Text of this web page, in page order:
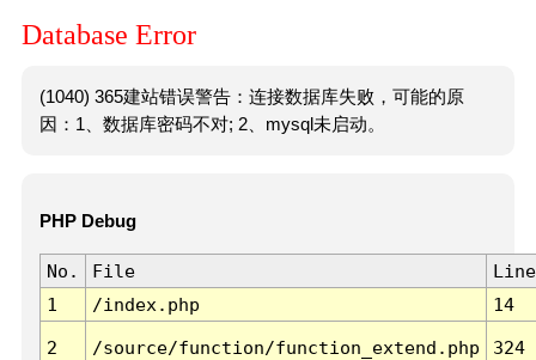
Database Error
(1040) 365建站错误警告：连接数据库失败，可能的原
因：1、数据库密码不对; 2、mysql未启动。
PHP Debug
No. File
Line
1
/index.php 14
2 /source/function/function_extend.php 324